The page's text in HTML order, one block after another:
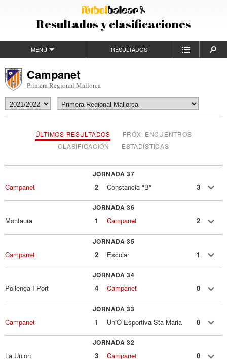
Resultados y clasificaciones
MENÚ RESULTADOS
Campanet
Primera Regional Mallorca
ÚLTIMOS RESULTADOS
PRÓX. ENCUENTROS
CLASIFICACIÓN
ESTADÍSTICAS
JORNADA 37
Campanet 2 Constancia "B" 3
JORNADA 36
Montaura 1 Campanet 2
JORNADA 35
Campanet 2 Escolar 1
JORNADA 34
Pollença I Port 4 Campanet 0
JORNADA 33
Campanet 1 UniÓ Esportiva Sta Maria 0
JORNADA 32
La Union 3 Campanet 0